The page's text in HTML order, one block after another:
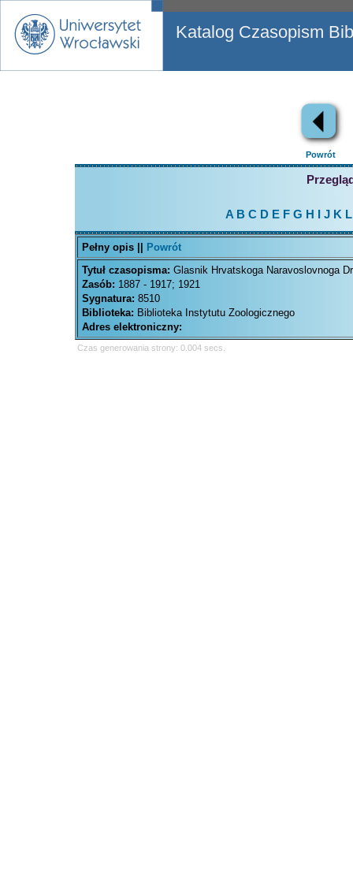
Katalog Czasopism
Powrót
A B C D EFG H J K L
Pełny opis ||
Powrót
Tytuł czasopisma: Glasnik Hrvatskoga Naravoslovnoga
Zasób: 1887 - 1917; 1921
Sygnatura: 8510
Biblioteka: Biblioteka Instytutu Zoologicznego
Adres elektroniczny:
Czas generowania strony: 0.004 secs.